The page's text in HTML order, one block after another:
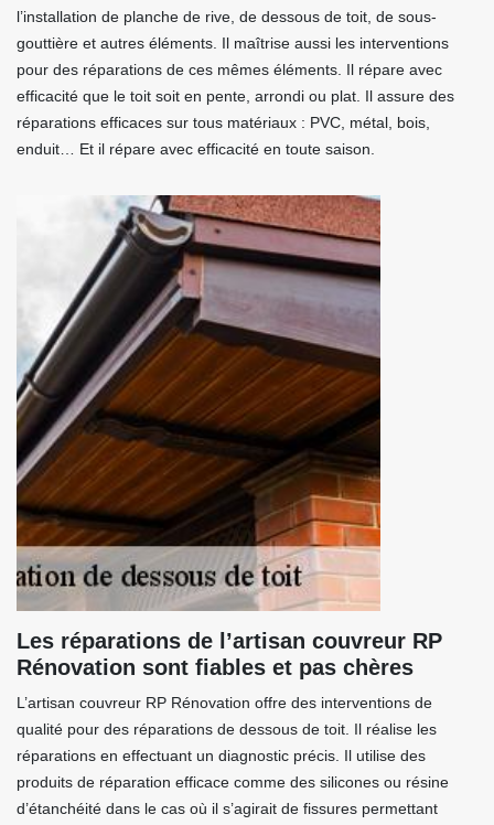
l’installation de planche de rive, de dessous de toit, de sous-
gouttière et autres éléments. Il maîtrise aussi les interventions
pour des réparations de ces mêmes éléments. Il répare avec
efficacité que le toit soit en pente, arrondi ou plat. Il assure des
réparations efficaces sur tous matériaux : PVC, métal, bois,
enduit… Et il répare avec efficacité en toute saison.
Les réparations de l’artisan couvreur RP
Rénovation sont fiables et pas chères
L’artisan couvreur RP Rénovation offre des interventions de
qualité pour des réparations de dessous de toit. Il réalise les
réparations en effectuant un diagnostic précis. Il utilise des
produits de réparation efficace comme des silicones ou résine
d’étanchéité dans le cas où il s’agirait de fissures permettant